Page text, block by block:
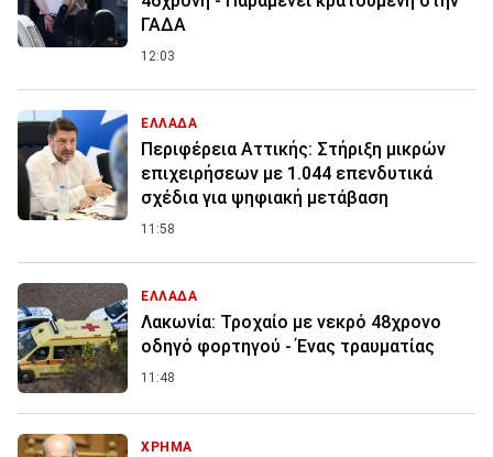
ΓΑΔΑ
12:03
ΕΛΛΑΔΑ
Περιφέρεια Αττικής: Στήριξη μικρών
επιχειρήσεων με 1.044 επενδυτικά
σχέδια για ψηφιακή μετάβαση
11:58
ΕΛΛΑΔΑ
Λακωνία: Τροχαίο με νεκρό 48χρονο
οδηγό φορτηγού - Ένας τραυματίας
11:48
ΧΡΗΜΑ